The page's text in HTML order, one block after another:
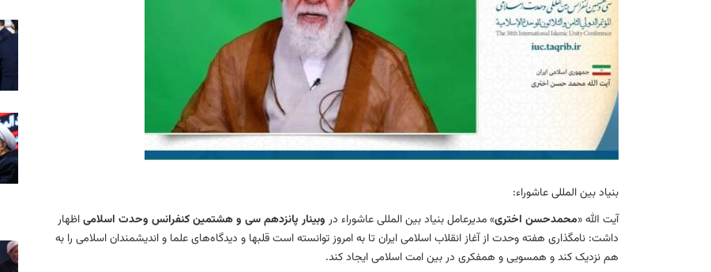
بنیاد بین المللی عاشوراء:
آیت الله «محمدحسن اختری» مدیرعامل بنیاد بین المللی عاشوراء در وبینار پانزدهم سی و هشتمین کنفرانس وحدت اسلامیاظهار
داشت: نامگذاری هفته وحدت از آغاز انقلاب اسلامی ایران تا به امروز توانسته است قلبها و دیدگاه‌های علما و اندیشمندان اسلامی را به
هم نزدیک کند و همسویی و همفکری در بین امت اسلامی ایجاد کند.